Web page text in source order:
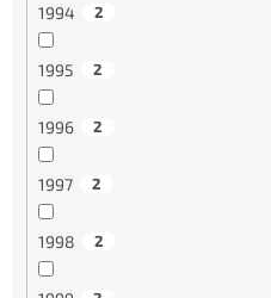
1994 2
1995 2
1996 2
1997 2
1998 2